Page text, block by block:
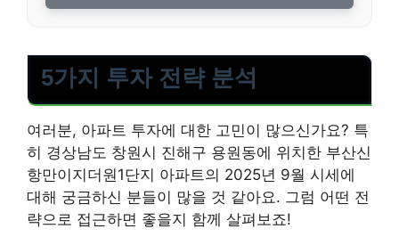
5가지 투자 전략 분석
여러분, 아파트 투자에 대한 고민이 많으신가요? 특
히 경상남도 창원시 진해구 용원동에 위치한 부산신
항만이지더원1단지 아파트의 2025년 9월 시세에
대해 궁금하신 분들이 많을 것 같아요. 그럼 어떤 전
략으로 접근하면 좋을지 함께 살펴보죠!